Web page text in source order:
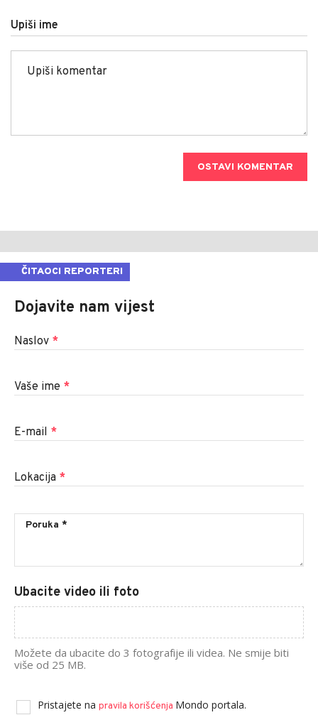
Upiši ime
OSTAVI KOMENTAR
ČITAOCI REPORTERI
Dojavite nam vijest
Naslov *
Vaše ime *
E-mail *
Lokacija *
Ubacite video ili foto
Možete da ubacite do 3 fotografije ili videa. Ne smije biti
više od 25 MB.
Pristajete na pravila korišćenja Mondo portala.